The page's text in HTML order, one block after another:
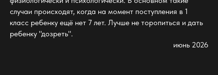
случаи происходят, когда на момент поступления в 1
класс ребенку ещё нет 7 лет. Лучше не торопиться и дать
ребенку "дозреть".
июнь 2026